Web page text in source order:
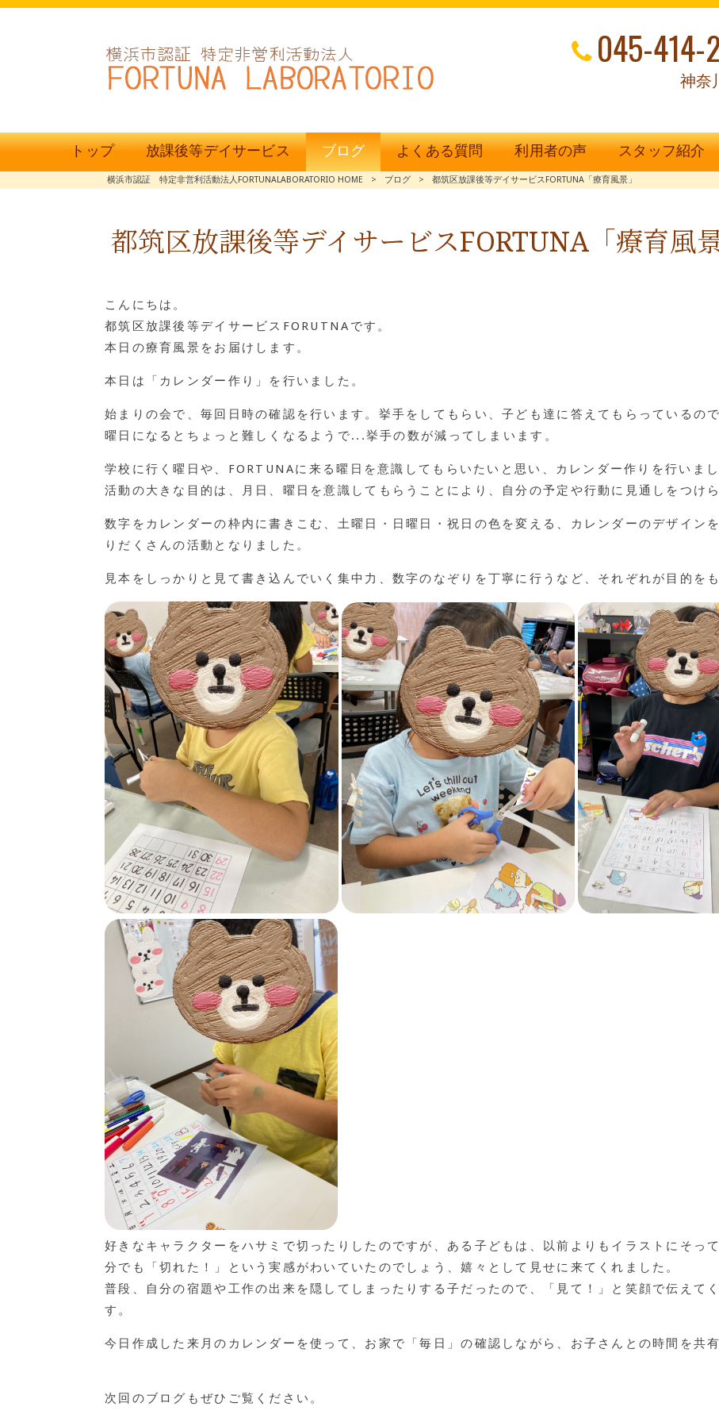
045-414-
神奈
トップ 放課後等デイサービス ブログ よくある質問 利用者の声 スタッフ紹介
横浜市認証 特定非営利活動法人FORTUNALABORATORIO HOME > ブログ > 都筑区放課後等デイサービスFORTUNA「療育風景」
都筑区放課後等デイサービスFORTUNA「療育風景
こんにちは。
都筑区放課後等デイサービスFORUTNAです。
本日の療育風景をお届けします。
本日は「カレンダー作り」を行いました。
始まりの会で、毎回日時の確認を行います。挙手をしてもらい、子ども達に答えてもらっているの
曜日になるとちょっと難しくなるようで...挙手の数が減ってしまいます。
学校に行く曜日や、FORTUNAに来る曜日を意識してもらいたいと思い、カレンダー作りを行いまし
活動の大きな目的は、月日、曜日を意識してもらうことにより、自分の予定や行動に見通しをつけ
数字をカレンダーの枠内に書きこむ、土曜日・日曜日・祝日の色を変える、カレンダーのデザイン
りだくさんの活動となりました。
見本をしっかりと見て書き込んでいく集中力、数字のなぞりを丁寧に行うなど、それぞれが目的を
好きなキャラクターをハサミで切ったりしたのですが、ある子どもは、以前よりもイラストにそっ
分でも「切れた！」という実感がわいていたのでしょう、嬉々として見せに来てくれました。
普段、自分の宿題や工作の出来を隠してしまったりする子だったので、「見て！」と笑顔で伝えて
す。
今日作成した来月のカレンダーを使って、お家で「毎日」の確認しながら、お子さんとの時間を共
次回のブログもぜひご覧ください。